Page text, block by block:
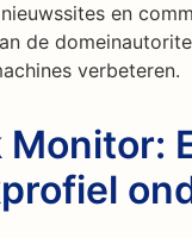
en
de
verbeteren.
Monitor: